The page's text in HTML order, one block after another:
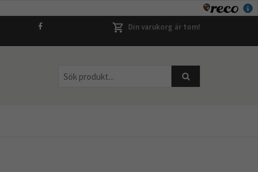
Din varukorg är tom!